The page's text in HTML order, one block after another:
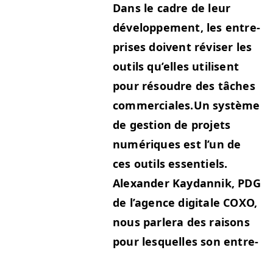
Dans le cadre de leur
développe­ment, les entre­
pris­es doivent révis­er les
out­ils qu’elles utilisent
pour résoudre des tâch­es
com­mer­ciales.Un sys­tème
de ges­tion de pro­jets
numériques est l’un de
ces out­ils essen­tiels.
Alexan­der Kay­dan­nik, PDG
de l’a­gence dig­i­tale COXO,
nous par­lera des raisons
pour lesquelles son entre­